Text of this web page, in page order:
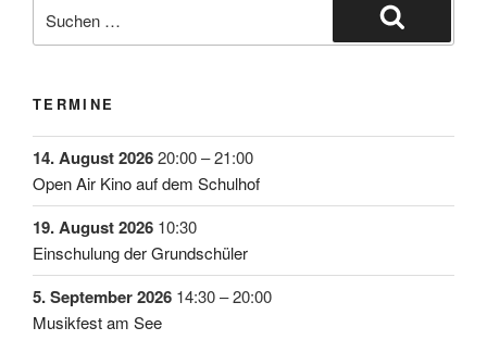
TERMINE
14. August 202620:00–21:00
Open Air Kino auf dem Schulhof
19. August 2026 10:30
Einschulung der Grundschüler
5. September 2026 14:30–20:00
Musikfest am See